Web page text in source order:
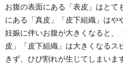
お腹の表面にある「表皮」はとて
にある「真皮」「皮下組織」はや
妊娠に伴いお腹が大きくなると、
皮」「皮下組織」は大きくなるス
きず、ひび割れが生じてしまいま